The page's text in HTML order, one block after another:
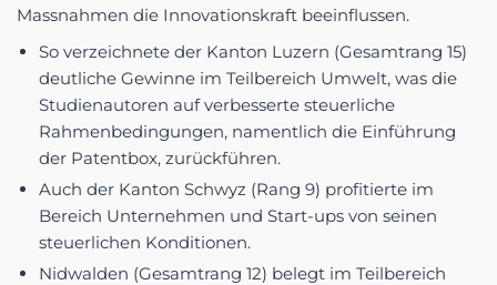
Massnahmen die Innovationskraft beeinflussen.
So verzeichnete der Kanton Luzern (Gesamtrang 15)
deutliche Gewinne im Teilbereich Umwelt, was die
Studienautoren auf verbesserte steuerliche
Rahmenbedingungen, namentlich die Einführung
der Patentbox, zurückführen.
Auch der Kanton Schwyz (Rang 9) profitierte im
Bereich Unternehmen und Start-ups von seinen
steuerlichen Konditionen.
Nidwalden (Gesamtrang 12) belegt im Teilbereich